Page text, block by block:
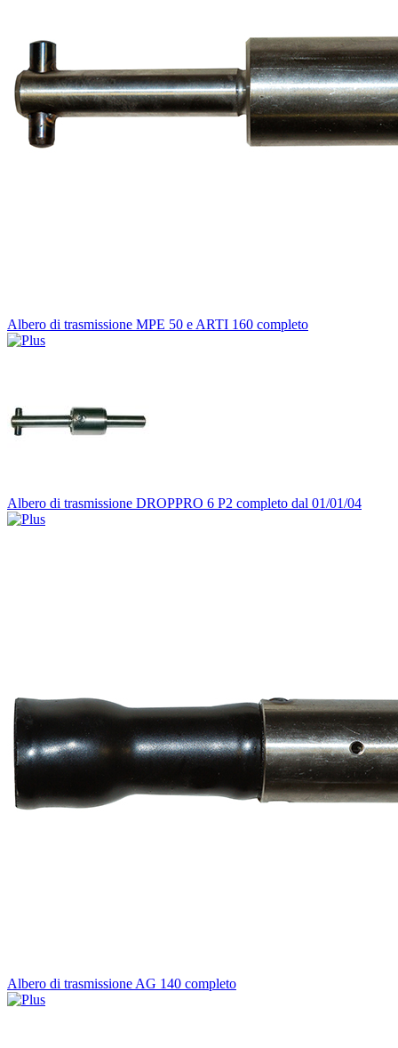
Albero di trasmissione MPE 50 e ARTI 160 completo
Albero di trasmissione DROPPRO 6 P2 completo dal 01/01/04
Albero di trasmissione AG 140 completo